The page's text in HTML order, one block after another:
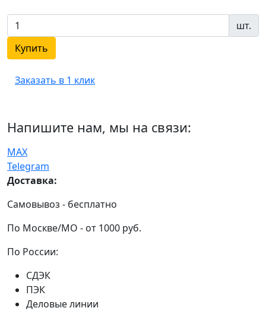
шт.
Купить
Заказать в 1 клик
Напишите нам, мы на связи:
MAX
Telegram
Доставка:
Самовывоз - бесплатно
По Москве/МО - от 1000 руб.
По России:
СДЭК
ПЭК
Деловые линии